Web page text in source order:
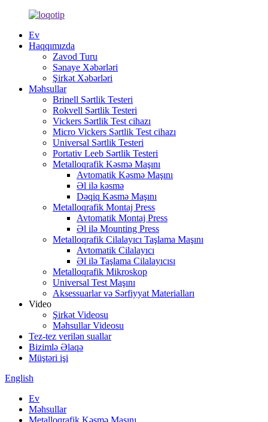
Ev
Haqqımızda
Zavod Turu
Sənaye Xəbərləri
Şirkət Xəbərləri
Məhsullar
Brinell Sərtlik Testeri
Rokvell Sərtlik Testeri
Vickers Sərtlik Test cihazı
Micro Vickers Sərtlik Test cihazı
Universal Sərtlik Testeri
Portativ Leeb Sərtlik Testeri
Metalloqrafik Kəsmə Maşını
Avtomatik Kəsmə Maşını
Əl ilə kəsmə
Dəqiq Kəsmə Maşını
Metalloqrafik Montaj Press
Avtomatik Montaj Press
Əl ilə Mounting Press
Metalloqrafik Cilalayıcı Taşlama Maşını
Avtomatik Cilalayıcı
Əl ilə Taşlama Cilalayıcısı
Metalloqrafik Mikroskop
Universal Test Maşını
Aksessuarlar və Sərfiyyat Materialları
Video
Şirkət Videosu
Məhsullar Videosu
Tez-tez verilən suallar
Bizimlə Əlaqə
Müştəri işi
English
Ev
Məhsullar
Metalloqrafik Kəsmə Maşını